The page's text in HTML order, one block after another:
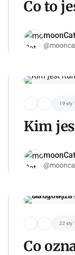
Co to
moonCat
19 sty
Kim
moonCat
22 sty
Co